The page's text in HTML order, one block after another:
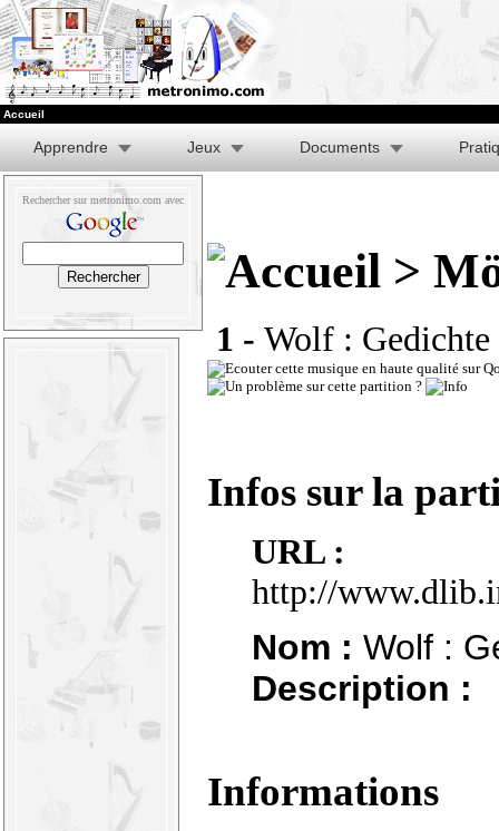
Accueil
Apprendre Jeux Documents
Rechercher sur metronimo.com avec
>
1 - Wolf :
Infos sur la
URL :
http://
Nom : Wolf :
Description :
Informations